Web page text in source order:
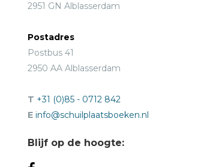
2951 GN Alblasserdam
Postadres
Postbus 41
2950 AA Alblasserdam
T +31 (0)85 - 0712 842
E info@schuilplaatsboeken.nl
Blijf op de hoogte: